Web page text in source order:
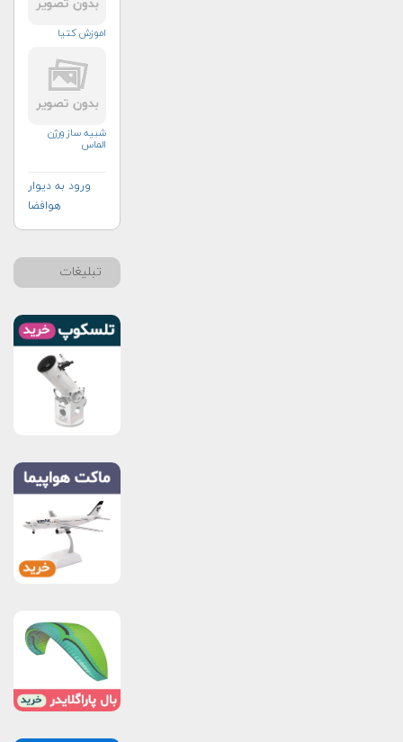
اموزش کتیا
شبیه ساز ورژن
الماس
ورود به دیوار
هوافضا
تبلیغات